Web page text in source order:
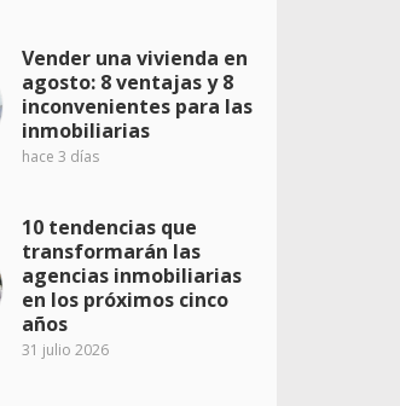
Vender una vivienda en
agosto: 8 ventajas y 8
inconvenientes para las
inmobiliarias
hace 3 días
10 tendencias que
transformarán las
agencias inmobiliarias
en los próximos cinco
años
31 julio 2026